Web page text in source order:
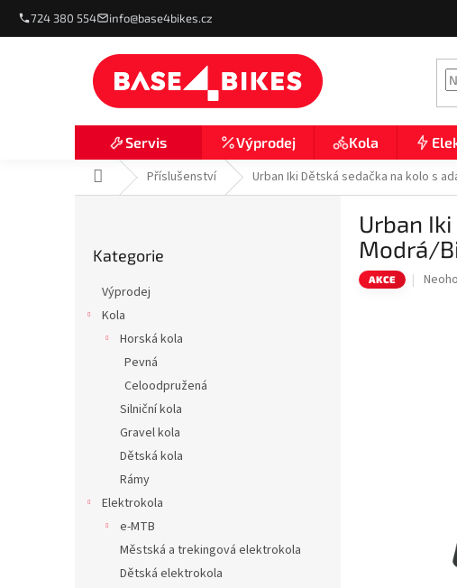
obsah
724 380 554 info@base4bikes.cz
Servis Výprodej Kola
Domů Příslušenství Urban Iki Dětská sedačka na kolo s
kategorie
Kategorie
Výprodej
Kola
Horská kola
Pevná
Celoodpružená
Silniční kola
Gravel kola
Dětská kola
Rámy
Elektrokola
e-MTB
Městská a trekingová elektrokola
Dětská elektrokola
Urban
Modrá/
AKCE